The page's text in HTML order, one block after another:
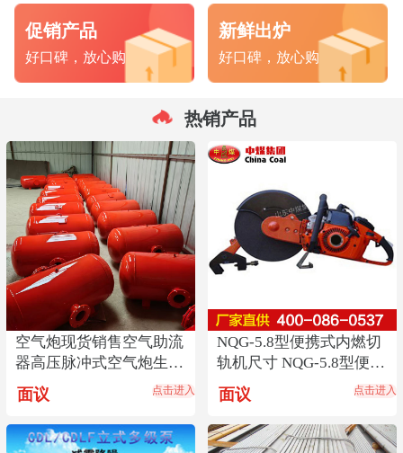
促销产品
好口碑，放心购
新鲜出炉
好口碑，放心购
热销产品
空气炮现货销售空气助流
器高压脉冲式空气炮生产
厂煤仓料仓清堵器
面议 点击进入
NQG-5.8型便携式内燃切
轨机尺寸 NQG-5.8型便携
式内燃切轨机
面议 点击进入